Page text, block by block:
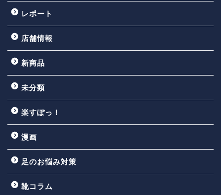
レポート
店舗情報
新商品
未分類
楽すぽっ！
漫画
足のお悩み対策
靴コラム